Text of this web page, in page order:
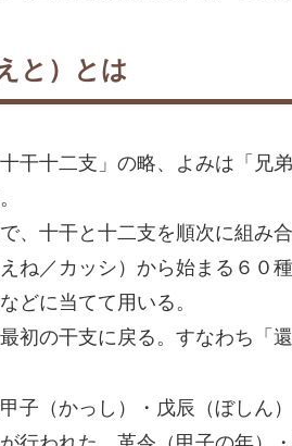
と）とは
十干十二支」の略、よみは「兄
、十干と十二支を順次に組み合
ね／カッシ）から始まる６０種
どに当てて用いる。
初の干支に戻る。すなわち「
子（かっし）・戊辰（ぼしん